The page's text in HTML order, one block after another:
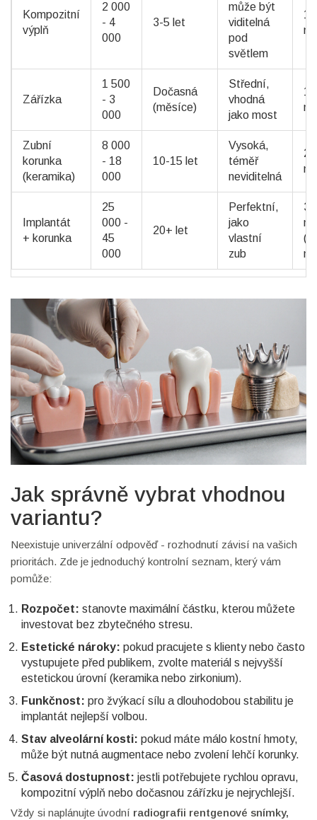
Kompozitní
výplň
2 000
- 4
000
3-5 let
může být
viditelná
pod
světlem
1
Zářízka
1 500
- 3
000
Dočasná
(měsíce)
Střední,
vhodná
jako most
1-
Zubní
korunka
(keramika)
8 000
- 18
000
10-15 let
Vysoká,
téměř
neviditelná
2
Implantát
+ korunka
25
000 -
45
000
20+ let
Perfektní,
jako
vlastní
zub
3-
Jak správně vybrat vhodnou
variantu?
Neexistuje univerzální odpověď - rozhodnutí závisí na vašich
prioritách. Zde je jednoduchý kontrolní seznam, který vám
pomůže:
Rozpočet: stanovte maximální částku, kterou můžete
investovat bez zbytečného stresu.
Estetické nároky: pokud pracujete s klienty nebo často
vystupujete před publikem, zvolte materiál s nejvyšší
estetickou úrovní (keramika nebo zirkonium).
Funkčnost: pro žvýkací sílu a dlouhodobou stabilitu je
implantát nejlepší volbou.
Stav alveolární kosti: pokud máte málo kostní hmoty,
může být nutná augmentace nebo zvolení lehčí korunky.
Časová dostupnost: jestli potřebujete rychlou opravu,
kompozitní výplň nebo dočasnou zářízku je nejrychlejší.
Vždy si naplánujte úvodní radiografii rentgenové snímky,